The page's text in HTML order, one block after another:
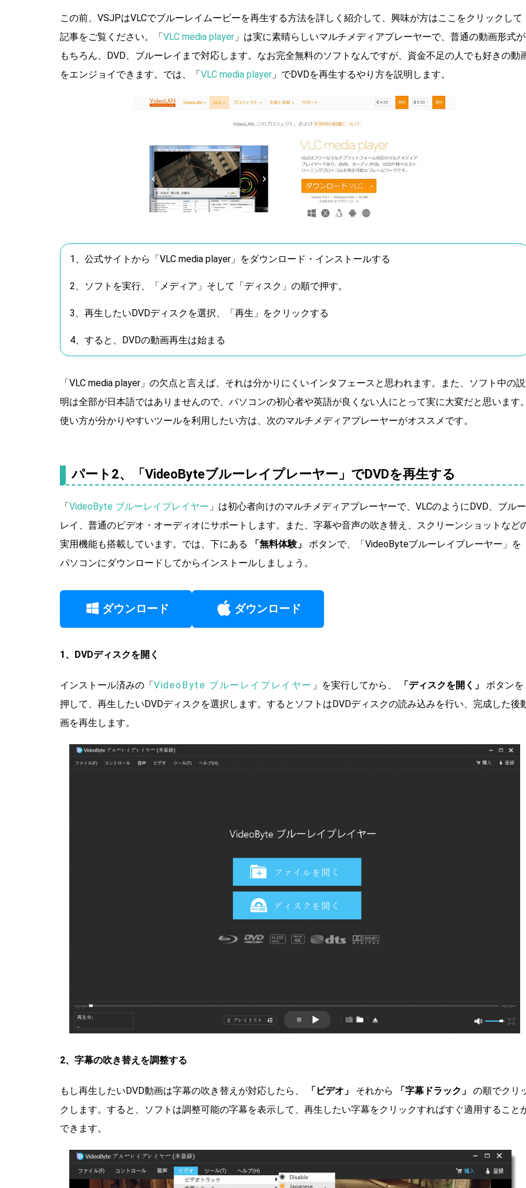
この前、VSJPはVLCでブルーレイムービーを再生する方法を詳しく紹介して、興味が方はここをクリックして
記事をご覧ください。「VLC media player 」は実に素晴らしいマルチメディアプレーヤーで、普通の動画形式が
もちろん、DVD、ブルーレイまで対応します。なお完全無料のソフトなんですが、資金不足の人でも好きの動
をエンジョイできます。では、「VLC media player 」でDVDを再生するやり方を説明します。
1、公式サイトから「VLC media player」をダウンロード・インストールする
2、ソフトを実行、「メディア」そして「ディスク」の順で押す。
3、再生したいDVDディスクを選択、「再生」をクリックする
4、すると、DVDの動画再生は始まる
「VLC media player」の欠点と言えば、それは分かりにくいインタフェースと思われます。また、ソフト中の説
明は全部が日本語ではありませんので、パソコンの初心者や英語が良くない人にとって実に大変だと思います
使い方が分かりやすいツールを利用したい方は、次のマルチメディアプレーヤーがオススメです。
パート2、「VideoByteブルーレイプレーヤー」でDVDを再生する
「VideoByte ブルーレイプレイヤー 」は初心者向けのマルチメディアプレーヤーで、VLCのようにDVD、ブルー
レイ、普通のビデオ・オーディオにサポートします。また、字幕や音声の吹き替え、スクリーンショットなど
実用機能も搭載しています。では、下にある
「無料体験」
ボタンで、「VideoByteブルーレイプレーヤー」を
パソコンにダウンロードしてからインストールしましょう。
ダウンロード ダウンロード
1、DVDディスクを開く
インストール済みの「VideoByte ブルーレイプレイヤー 」を実行してから、 「ディスクを開く」
ボタンを
押して、再生したいDVDディスクを選択します。するとソフトはDVDディスクの読み込みを行い、完成した後
画を再生します。
2、字幕の吹き替えを調整する
もし再生したいDVD動画は字幕の吹き替えが対応したら、 「ビデオ」 それから 「字幕ドラック」
の順でクリ
クします。すると、ソフトは調整可能の字幕を表示して、再生したい字幕をクリックすればすぐ適用すること
できます。